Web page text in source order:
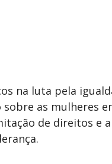
na luta pela
as mulheres
de direitos e a